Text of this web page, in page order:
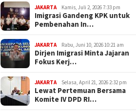
JAKARTA Kamis, Juli 2, 2026 7:33 pm
Imigrasi Gandeng KPK untuk
Pembenahan In…
JAKARTA Rabu, Juni 10, 2026 10:21 am
Dirjen Imigrasi Minta Jajaran
Fokus Kerj…
JAKARTA Selasa, April 21, 2026 2:32 pm
Lewat Pertemuan Bersama
Komite IV DPD RI…